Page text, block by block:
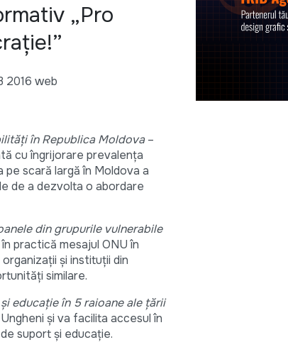
„Pro
în Republica Moldova–
cu îngrijorare prevalența
scară largă în Moldova a
de a dezvolta o abordare
din grupurile vulnerabile
practică mesajul ONU în
și instituții din
similare.
educație în 5 raioane ale țării
şi va facilita accesul în
suport și educație.